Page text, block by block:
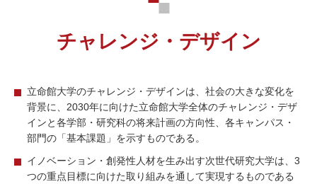
チャレンジ・デザイン
⽴命館⼤学のチャレンジ・デザインは、社会の⼤きな変化を
背景に、2030年に向けた⽴命館⼤学全体のチャレンジ・デザ
インと各学部・研究科の将来計画の⽅向性、各キャンパス・
部⾨の「基本課題」を⽰すものである。
イノベーション・創発性⼈材を⽣み出す次世代研究⼤学は、3
つの重点⽬標に向けた取り組みを通して実現するものである